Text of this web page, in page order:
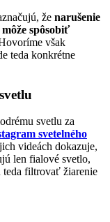
že narušenie
spôsobiť
však
teda konkrétne
svetlu za
svetelného
videách dokazuje,
len fialové svetlo,
teda filtrovať žiarenie